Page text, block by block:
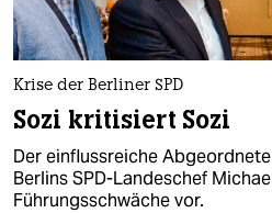
epaper login
Krise der Berliner SPD
Sozi kritisiert Sozi
Der einflussreiche
Berlins SPD-Landeschef
Führungsschwäche vor.